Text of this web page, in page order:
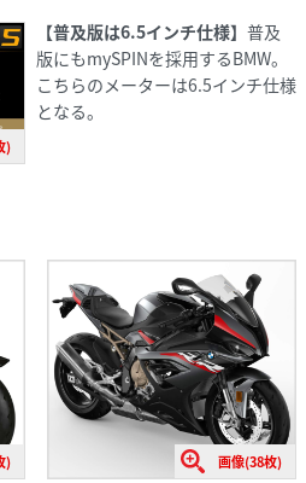
)
【普及版は6.5インチ仕様】 普及
版にもmySPINを採用するBMW。
こちらのメーターは6.5インチ仕様
となる。
) 画像(38枚)